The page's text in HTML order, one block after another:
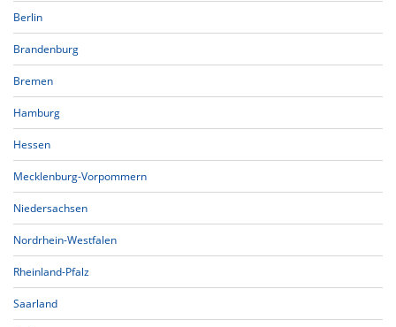
Berlin
Brandenburg
Bremen
Hamburg
Hessen
Mecklenburg-Vorpommern
Niedersachsen
Nordrhein-Westfalen
Rheinland-Pfalz
Saarland